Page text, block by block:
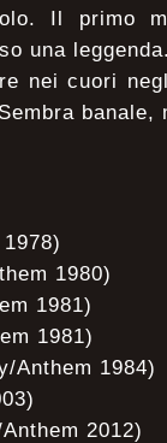
Il primo
una
nei cuori
1980)
1981)
1981)
Anthem 1984)
2012)